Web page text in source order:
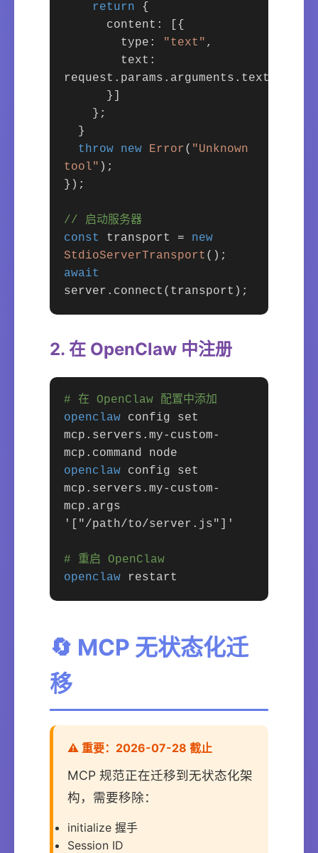
return {
content: [{
type:
"text" ,
text:
request.params.arguments.text
}]
};
}
throw new
Error( "Unknown
tool" );
});
// 启动服务器
const
transport = new
StdioServerTransport ();
await
server.connect(transport);
2. 在 OpenClaw 中注册
# 在 OpenClaw 配置中添加
openclaw config set
mcp.servers.my-custom-
mcp.command node
openclaw config set
mcp.servers.my-custom-
mcp.args
'["/path/to/server.js"]'
# 重启 OpenClaw
openclaw restart
🔄 MCP 无状态化迁
移
⚠️ 重要：2026-07-28 截止
MCP 规范正在迁移到无状态化架
构，需要移除：
initialize 握手
Session ID